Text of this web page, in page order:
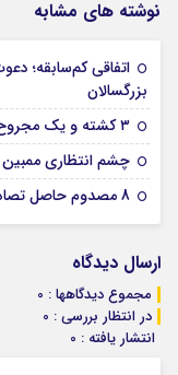
نوشته های مشابه
بزرگسالان
۳ کشته و یک مجروح وخیم حاصل تصادف شبانه در ایذه
چشم انتظاری ممبین 2026 | عکاس: وحید اورکی
8 مصدوم حاصل تصادف در جاده سوسن
ارسال دیدگاه
مجموع دیدگاهها : 0
در انتظار بررسی : 0
انتشار یافته : 0